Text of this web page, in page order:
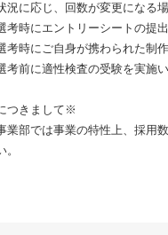
況に応じ、回数が変更になる
考時にエントリーシートの提
考時にご自身が携わられた制
考前に適性検査の受験を実施
つきまして※
業部では事業の特性上、採用
。